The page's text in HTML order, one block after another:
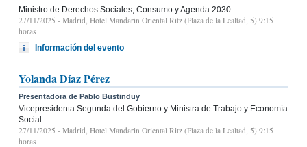
Ministro de Derechos Sociales, Consumo y Agenda 2030
27/11/2025 - Madrid, Hotel Mandarin Oriental Ritz (Plaza de la Lealtad, 5) 9:15
horas
Información del evento
Yolanda Díaz Pérez
Presentadora de Pablo Bustinduy
Vicepresidenta Segunda del Gobierno y Ministra de Trabajo y Economía
Social
27/11/2025 - Madrid, Hotel Mandarin Oriental Ritz (Plaza de la Lealtad, 5) 9:15
horas